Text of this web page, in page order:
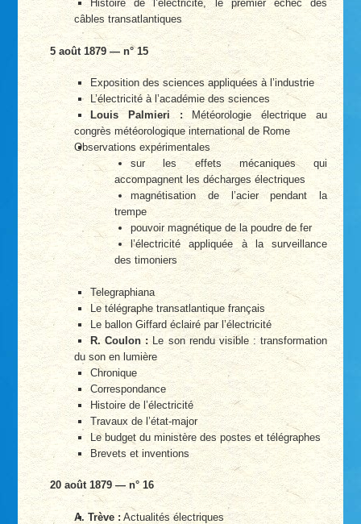
Histoire de l’électricité, le premier échec des
câbles transatlantiques
5 août 1879 — n° 15
Exposition des sciences appliquées à l’industrie
L’électricité à l’académie des sciences
Louis Palmieri :Météorologie électrique au
congrès météorologique international de Rome
Observations expérimentales
sur les effets mécaniques qui
accompagnent les décharges électriques
magnétisation de l’acier pendant la
trempe
pouvoir magnétique de la poudre de fer
l’électricité appliquée à la surveillance
des timoniers
Telegraphiana
Le télégraphe transatlantique français
Le ballon Giffard éclairé par l’électricité
R. Coulon : Le son rendu visible : transformation
du son en lumière
Chronique
Correspondance
Histoire de l’électricité
Travaux de l’état-major
Le budget du ministère des postes et télégraphes
Brevets et inventions
20 août 1879 — n° 16
A. Trève : Actualités électriques